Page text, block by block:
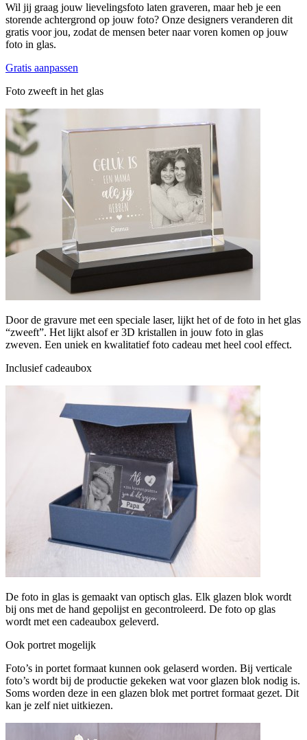
Wil jij graag jouw lievelingsfoto laten graveren, maar heb je een
storende achtergrond op jouw foto? Onze designers veranderen dit
gratis voor jou, zodat de mensen beter naar voren komen op jouw
foto in glas.
Gratis aanpassen
Foto zweeft in het glas
Door de gravure met een speciale laser, lijkt het of de foto in het glas
“zweeft”. Het lijkt alsof er 3D kristallen in jouw foto in glas
zweven. Een uniek en kwalitatief foto cadeau met heel cool effect.
Inclusief cadeaubox
De foto in glas is gemaakt van optisch glas. Elk glazen blok wordt
bij ons met de hand gepolijst en gecontroleerd. De foto op glas
wordt met een cadeaubox geleverd.
Ook portret mogelijk
Foto’s in portet formaat kunnen ook gelaserd worden. Bij verticale
foto’s wordt bij de productie gekeken wat voor glazen blok nodig is.
Soms worden deze in een glazen blok met portret formaat gezet. Dit
kan je zelf niet uitkiezen.